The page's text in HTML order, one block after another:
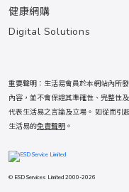
健康網購
Digital Solutions
重要聲明：生活易會員於本網站內所
內容，並不會保證其準確性、完整性
代表生活易之言論及立場。 如從而引
生活易的免責聲明 。
© ESD Services Limited 2000-2026